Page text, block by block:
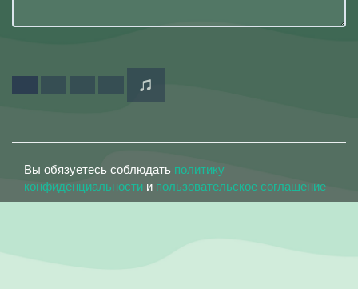
Вы обязуетесь соблюдать политику
конфиденциальности и пользовательское соглашение